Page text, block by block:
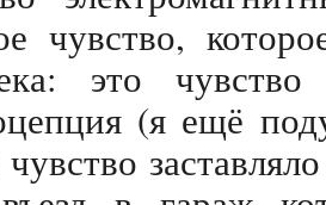
чувство,
это
(я ещё